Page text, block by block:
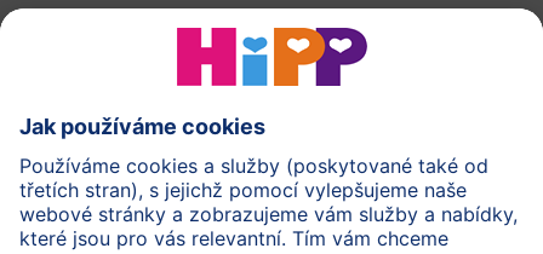
Ochrana osobních údajů
Zpracování osobních údajů (BabyClub)
Zpracování osobních údajů (Fotosoutěž)
Cookies a pravidla užívání webové stránky